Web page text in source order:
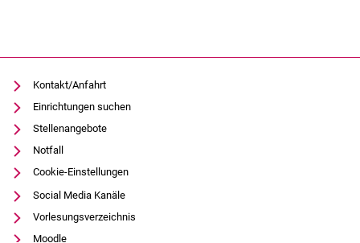
Kontakt/Anfahrt
Einrichtungen suchen
Stellenangebote
Notfall
Cookie-Einstellungen
Social Media Kanäle
Vorlesungsverzeichnis
Moodle